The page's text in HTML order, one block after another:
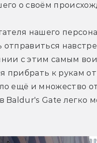
о своём
нашего
отправиться
с этим самым
прибрать к рукам
ещё и множество
Baldur's Gate легко